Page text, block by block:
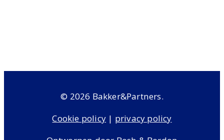
© 2026 Bakker&Partners.
Cookie policy | privacy policy